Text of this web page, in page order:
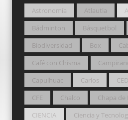
Astronomía
Atlautla
Bádminton
Básquetbol
Biodiversidad
Box
Café con Chisma
Capulhuac
Carlos
CFE
Chalco Chapa de
CIENCIA
Ciencia y